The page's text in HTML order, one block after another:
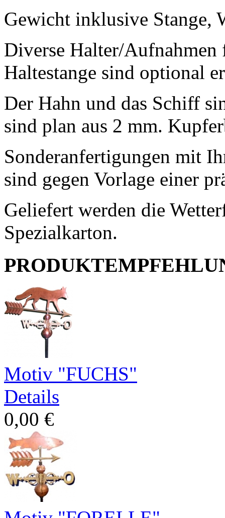
Gewicht inklusive Stange,
Diverse Halter/
Haltestange sind optional
Der Hahn und das Schiff
sind plan aus 2 mm.
Sonderanfertigungen mit
sind gegen Vorlage einer
Geliefert werden die
Spezialkarton.
Motiv "FUCHS"
Details
0,00 €